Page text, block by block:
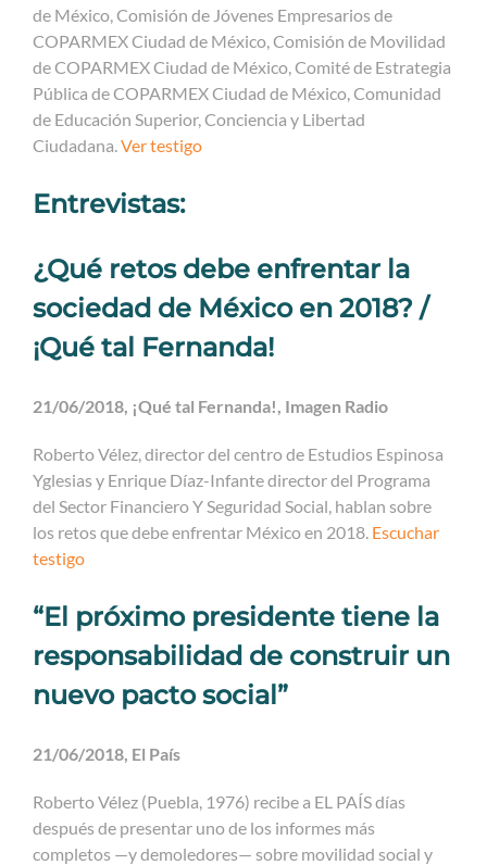
de México, Comisión de Jóvenes Empresarios de
COPARMEX Ciudad de México, Comisión de Movilidad
de COPARMEX Ciudad de México, Comité de Estrategia
Pública de COPARMEX Ciudad de México, Comunidad
de Educación Superior, Conciencia y Libertad
Ciudadana.Ver testigo
Entrevistas:
¿Qué retos debe enfrentar la
sociedad de México en 2018? /
¡Qué tal Fernanda!
21/06/2018, ¡Qué tal Fernanda!, Imagen Radio
Roberto Vélez, director del centro de Estudios Espinosa
Yglesias y Enrique Díaz-Infante director del Programa
del Sector Financiero Y Seguridad Social, hablan sobre
los retos que debe enfrentar México en 2018. Escuchar
testigo
“El próximo presidente tiene la
responsabilidad de construir un
nuevo pacto social”
21/06/2018, El País
Roberto Vélez (Puebla, 1976) recibe a EL PAÍS días
después de presentar uno de los informes más
completos —y demoledores— sobre movilidad social y